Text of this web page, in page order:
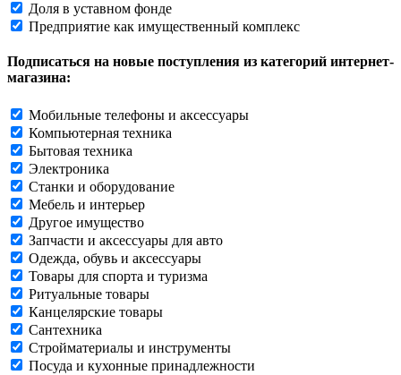
Доля в уставном фонде
Предприятие как имущественный комплекс
Подписаться на новые поступления из категорий интернет-
магазина:
Мобильные телефоны и аксессуары
Компьютерная техника
Бытовая техника
Электроника
Станки и оборудование
Мебель и интерьер
Другое имущество
Запчасти и аксессуары для авто
Одежда, обувь и аксессуары
Товары для спорта и туризма
Ритуальные товары
Канцелярские товары
Сантехника
Стройматериалы и инструменты
Посуда и кухонные принадлежности